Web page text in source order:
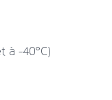
à -40°C)